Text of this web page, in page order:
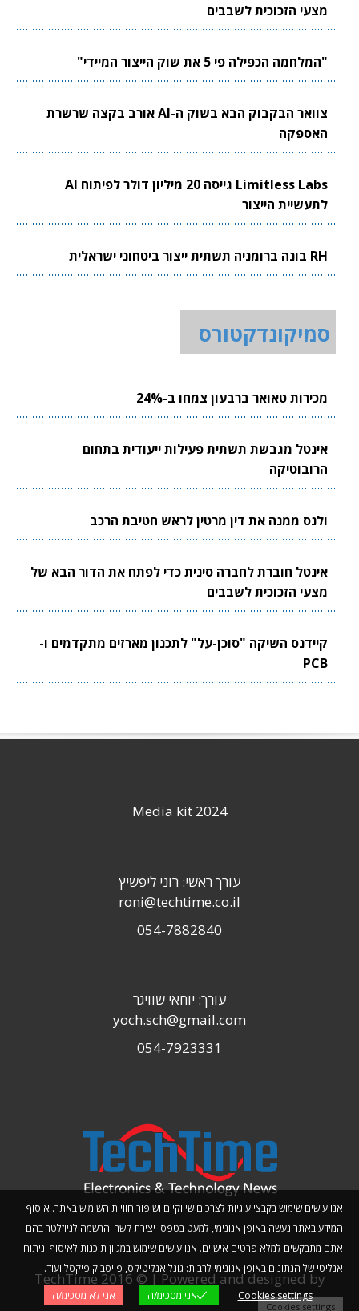
מצעי הזכוכית לשבבים
"המלחמה הכפילה פי 5 את שוק הייצור המיידי"
צוואר הבקבוק הבא בשוק ה-AI אורב בקצה שרשרת
האספקה
Limitless Labs גייסה 20 מיליון דולר לפיתוח AI
לתעשיית הייצור
RH בונה ברומניה תשתית ייצור ביטחוני ישראלית
סמיקונדקטורס
מכירות טאואר ברבעון צמחו ב-24%
אינטל מגבשת תשתית פעילות ייעודית בתחום
הרובוטיקה
ולנס ממנה את דין מרטין לראש חטיבת הרכב
אינטל חוברת לחברה סינית כדי לפתח את הדור הבא של
מצעי הזכוכית לשבבים
קיידנס השיקה "סוכן-על" לתכנון מארזים מתקדמים ו-
PCB
אנו עושים שימוש בקבצי עוגיות לצרכים שיווקיים ושיפור חוויית השימוש באתר. איסוף
המידע באתר נעשה באופן אנונימי, למעט בטפסי יצירת קשר והרשמה לניוזלטר בהם
אתם מתבקשים למלא פרטים אישיים. אנו עושים שימוש במגוון תוכנות לאיסוף וניתוח
אנליטי של הנתונים באופן אנונימי לרבות: גוגל אנליטיקס, פייסבוק פיקסל ועוד.
Cookies settings
אני מסכימ/ה אני לא מסכימ/ה
Cookies settings
Media kit 2024
עורך ראשי: רוני ליפשיץ
roni@techtime.co.il
054-7882840
עורך: יוחאי שוויגר
yoch.sch@gmail.com
054-7923331
TechTime 2016 © | Powered and designed by
Planwize